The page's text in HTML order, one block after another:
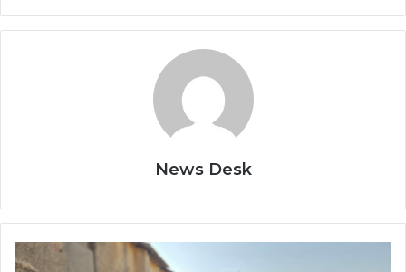
News Desk
डिजिटल